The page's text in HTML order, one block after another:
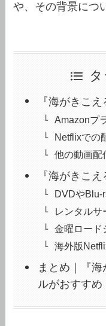
や、その背景につ
『海がきこ
Amazonプ
Netflixでの
他の動画配
『海がきこ
DVDやBlu-
レンタルサ
金曜ロード
海外版
まとめ｜『
ルがおすすめ